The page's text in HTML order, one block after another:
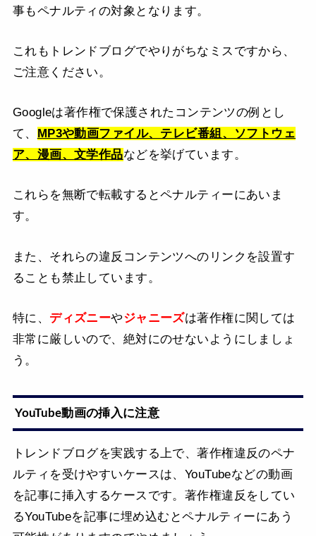
事もペナルティの対象となります。
これもトレンドブログでやりがちなミスですから、
ご注意ください。
Googleは著作権で保護されたコンテンツの例とし
て、
MP3や動画ファイル、テレビ番組、ソフトウェ
ア、漫画、文学作品などを挙げています。
これらを無断で転載するとペナルティーにあいま
す。
また、それらの違反コンテンツへのリンクを設置す
ることも禁止しています。
特に、 ディズニーやジャニーズは著作権に関しては
非常に厳しいので、絶対にのせないようにしましょ
う。
YouTube動画の挿入に注意
トレンドブログを実践する上で、著作権違反のペナ
ルティを受けやすいケースは、YouTubeなどの動画
を記事に挿入するケースです。著作権違反をしてい
るYouTubeを記事に埋め込むとペナルティーにあう